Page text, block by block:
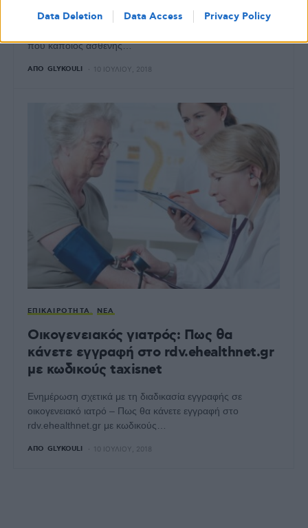
Data Deletion Data Access Privacy Policy
Υποχρεωτική είναι η παραμονή στον ίδιο οικογενειακό
που κάποιος ασθενής…
ΑΠΌ GLYKOULI 10 ΙΟΥΛΊΟΥ, 2018
ΕΠΙΚΑΙΡΌΤΗΤΑ ΝΈΑ
Οικογενειακός γιατρός: Πως θα
κάνετε εγγραφή στο rdv.ehealthnet.gr
με κωδικούς taxisnet
Ενημέρωση σχετικά με τη διαδικασία εγγραφής σε
οικογενειακό ιατρό – Πως θα κάνετε εγγραφή στο
rdv.ehealthnet.gr με κωδικούς…
ΑΠΌ GLYKOULI 10 ΙΟΥΛΊΟΥ, 2018